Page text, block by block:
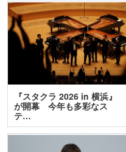
『スタクラ 2026 in 横浜』
が開幕 今年も多彩なス
テ…